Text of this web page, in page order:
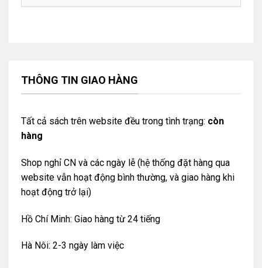
THÔNG TIN GIAO HÀNG
Tất cả sách trên website đều trong tình trạng: còn
hàng
Shop nghỉ CN và các ngày lễ (hệ thống đặt hàng qua
website vẫn hoạt động bình thường, và giao hàng khi
hoạt động trở lại)
Hồ Chí Minh: Giao hàng từ 24 tiếng
Hà Nôi: 2-3 ngày làm việc